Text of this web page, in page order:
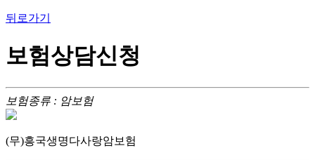
뒤로가기
보험상담신청
보험종류 : 암보험
(무)흥국생명다사랑암보험